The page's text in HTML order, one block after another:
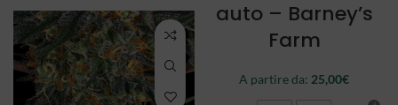
auto – Barney’s
Farm
A partire da: 25,00€